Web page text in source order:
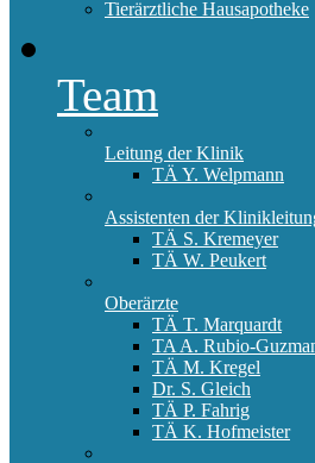
Tierärztliche Hausapotheke
Team
Leitung der Klinik
TÄ Y. Welpmann
Assistenten der
TÄ S. Kremeyer
TÄ W. Peukert
Oberärzte
TÄ T. Marquardt
TA A. Rubio-
TÄ M. Kregel
Dr. S. Gleich
TÄ P. Fahrig
TÄ K. Hofmeister